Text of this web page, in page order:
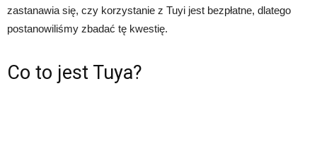
zastanawia się, czy korzystanie z Tuyi jest bezpłatne, dlatego
postanowiliśmy zbadać tę kwestię.
Co to jest Tuya?